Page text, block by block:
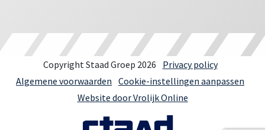
Copyright Staad Groep 2026
Privacy policy
Algemene voorwaarden Cookie-instellingen aanpassen
Website door Vrolijk Online